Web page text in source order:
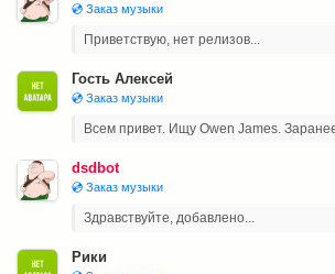
💿 Заказ музыки
Приветствую, нет релизов...
Гость Алексей
💿 Заказ музыки
Всем привет. Ищу Owen James.
dsdbot
💿 Заказ музыки
Здравствуйте, добавлено...
Рики